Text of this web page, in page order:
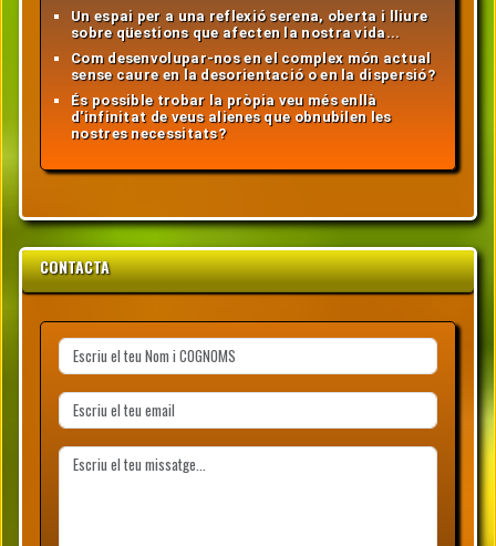
Un espai per a una reflexió serena, oberta i lliure
sobre qüestions que afecten la nostra vida...
Com desenvolupar-nos en el complex món actual
sense caure en la desorientació o en la dispersió?
És possible trobar la pròpia veu més enllà
d'infinitat de veus alienes que obnubilen les
nostres necessitats?
CONTACTA